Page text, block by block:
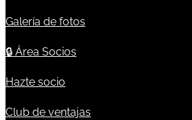
Galería de fotos
🔒 Área Socios
Hazte socio
Club de ventajas